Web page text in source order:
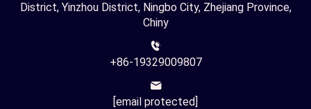
District, Yinzhou District, Ningbo City, Zhejiang Province,
Chiny
+86-19329009807
[email protected]